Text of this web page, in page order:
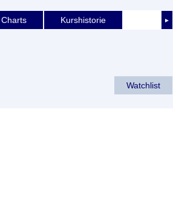
►
Charts Kurshistorie
Watchlist